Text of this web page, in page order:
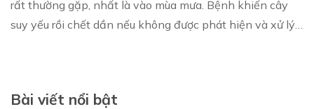
rất thường gặp, nhất là vào mùa mưa. Bệnh khiến cây
suy yếu rồi chết dần nếu không được phát hiện và xử lý
Bài viết nổi bật